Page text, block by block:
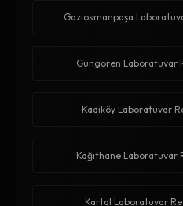
Gaziosmanpaşa
Güngören Laboratuvar
Kadıköy Laboratuvar
Kağıthane
Kartal Laboratuvar